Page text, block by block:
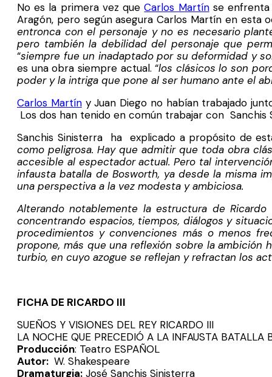
No es la primera vez queCarlos Martínse enfrenta
Aragón, pero según asegura Carlos Martín en esta
entronca con el personaje y no es necesario
pero también la debilidad del personaje que
“siempre fue un inadaptado por su deformidad y
es una obra siempre actual. “los clásicos lo son
poder y la intriga que pone al ser humano ante el
Carlos Martíny Juan Diego no habían trabajado
Los dos han tenido en común trabajar con Sanchis
Sanchis Sinisterra ha explicado a propósito de
como peligrosa. Hay que admitir que toda obra
accesible al espectador actual. Pero tal
infausta batalla de Bosworth, ya desde la misma
una perspectiva a la vez modesta y ambiciosa.
Alterando notablemente la estructura de
concentrando espacios, tiempos, diálogos y
procedimientos y convenciones más o menos
propone, más que una reflexión sobre la ambición
turbio, en cuyo azogue se reflejan y refractan los
FICHA DE RICARDO III
SUEÑOS Y VISIONES DEL REY RICARDO III
LA NOCHE QUE PRECEDIÓ A LA INFAUSTA BATALLA
Producción: Teatro ESPAÑOL
Autor: W. Shakespeare
Dramaturgia: José Sanchis Sinisterra